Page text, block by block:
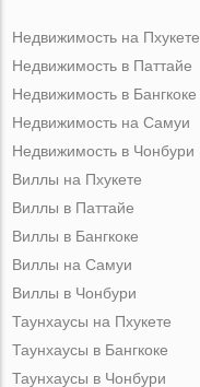
Недвижимость на Пхукете
Недвижимость в Паттайе
Недвижимость в Бангкоке
Недвижимость на Самуи
Недвижимость в Чонбури
Виллы на Пхукете
Виллы в Паттайе
Виллы в Бангкоке
Виллы на Самуи
Виллы в Чонбури
Таунхаусы на Пхукете
Таунхаусы в Бангкоке
Таунхаусы в Чонбури